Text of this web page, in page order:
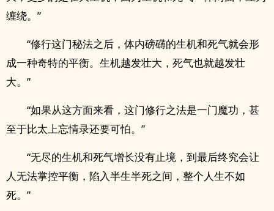
缠绕。”
“修行这门秘法之后，体内磅礴的生机和死气就会形
成一种奇特的平衡。生机越发壮大，死气也就越发壮
大。”
“如果从这方面来看，这门修行之法是一门魔功，甚
至于比太上忘情录还要可怕。”
“无尽的生机和死气增长没有止境，到最后终究会让
人无法掌控平衡，陷入半生半死之间，整个人生不如
死。”